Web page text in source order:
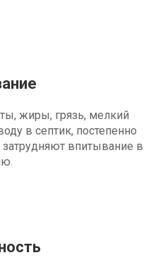
жиры, грязь, мелкий
в септик, постепенно
впитывание в